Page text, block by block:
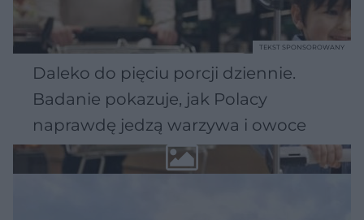
Daleko do pięciu porcji dziennie.
Badanie pokazuje, jak Polacy
naprawdę jedzą warzywa i owoce
TEKST SPONSOROWANY